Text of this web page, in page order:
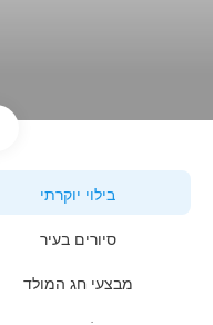
בילוי יוקרתי
סיורים בעיר
מבצעי חג המולד